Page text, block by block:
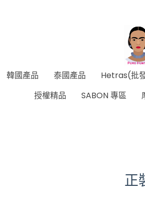
韓國產品 泰國產品 Hetras(批
授權精品
SABON 專區
正